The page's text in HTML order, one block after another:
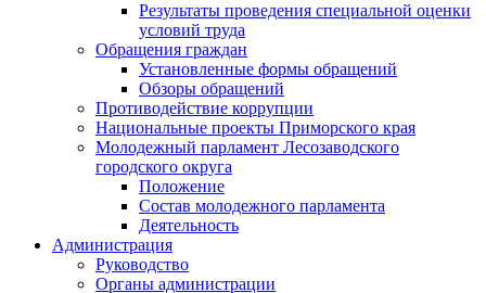
Результаты проведения специальной оценки
условий труда
Обращения граждан
Установленные формы обращений
Обзоры обращений
Противодействие коррупции
Национальные проекты Приморского края
Молодежный парламент Лесозаводского
городского округа
Положение
Состав молодежного парламента
Деятельность
Администрация
Руководство
Органы администрации